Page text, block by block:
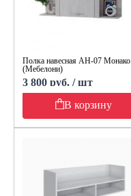
Полка навесная АН-07 Монако
(Мебелони)
3 800 руб. / шт
В корзину